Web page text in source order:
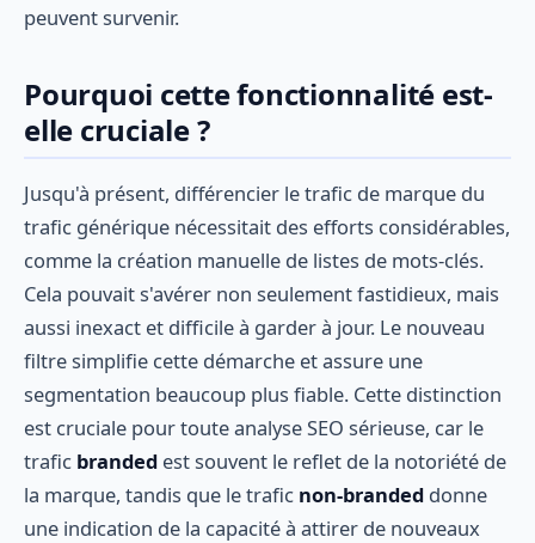
peuvent survenir.
Pourquoi cette fonctionnalité est-
elle cruciale ?
Jusqu'à présent, différencier le trafic de marque du
trafic générique nécessitait des efforts considérables,
comme la création manuelle de listes de mots-clés.
Cela pouvait s'avérer non seulement fastidieux, mais
aussi inexact et difficile à garder à jour. Le nouveau
filtre simplifie cette démarche et assure une
segmentation beaucoup plus fiable. Cette distinction
est cruciale pour toute analyse SEO sérieuse, car le
trafic branded est souvent le reflet de la notoriété de
la marque, tandis que le trafic non-branded donne
une indication de la capacité à attirer de nouveaux